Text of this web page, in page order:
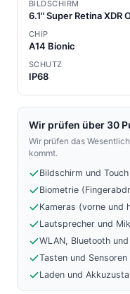
BILDSCHIRM
6.1" Super Retina XDR
CHIP
A14 Bionic
SCHUTZ
IP68
Wir prüfen über 30
Wir prüfen das
kommt.
Bildschirm und Touch
Biometrie
Kameras (vorne und
Lautsprecher und
WLAN, Bluetooth und
Tasten und Sensoren
Laden und